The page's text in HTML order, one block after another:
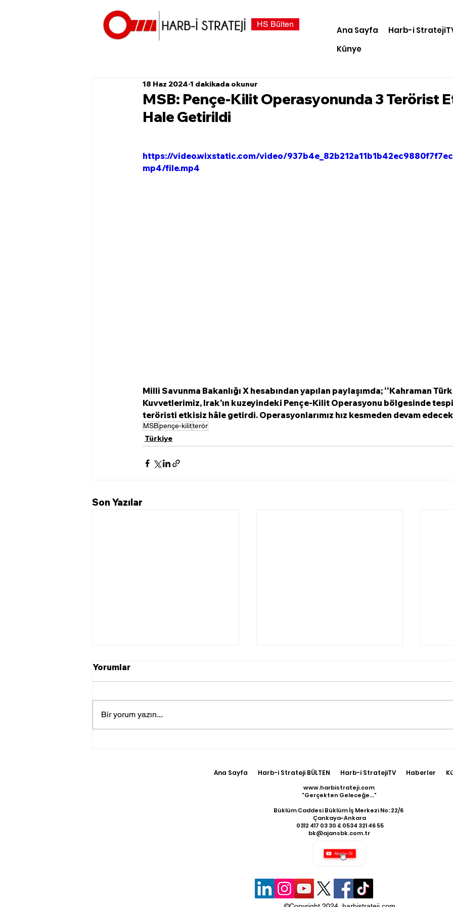
HS Bülten
Ana Sayfa Harb-i
Künye
MSB: Pençe-Kilit Operasyonunda 3 Terörist
Hale Getirildi
18 Haz 2024 1 dakikada okunur
https://video.wixstatic.com/video/
mp4/file.mp4
Milli Savunma Bakanlığı X hesabından yapılan paylaşımda; ‘‘Kahraman
Kuvvetlerimiz, Irak'ın kuzeyindeki Pençe-Kilit Operasyonu bölgesinde
teröristi etkisiz hâle getirdi. Operasyonlarımız hız kesmeden devam
MSBpençe-kilitterör
Türkiye
Son Yazılar
17
Yorumlar
Bir yorum yazın...
Ana Sayfa Harb-i Strateji BÜLTEN Harb-i StratejiTV Haberler
www.harbistrateji.com
"Gerçekten Geleceğe..."
Büklüm Caddesi Büklüm İş Merkezi No: 22/6
Çankaya-Ankara
​ 0312 417 03 30 & 0534 321 46 55
bk@ajansbk.com.tr